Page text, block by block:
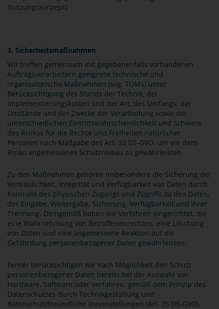
Nutzungskonzept).
3. Sicherheitsmaßnahmen
Wir treffen gemeinsam mit gegebenenfalls vorhandenen
Auftragsverarbeitern geeignete technische und
organisatorische Maßnahmen (sog. TOMs) unter
Berücksichtigung des Stands der Technik, der
Implementierungskosten und der Art, des Umfangs, der
Umstände und der Zwecke der Verarbeitung sowie der
unterschiedlichen Eintrittswahrscheinlichkeit und Schwere
des Risikos für die Rechte und Freiheiten natürlicher
Personen nach Maßgabe des Art. 32 DS-GVO, um ein dem
Risiko angemessenes Schutzniveau zu gewährleisten.
Zu den Maßnahmen gehören insbesondere die Sicherung der
Vertraulichkeit, Integrität und Verfügbarkeit von Daten durch
Kontrolle des physischen Zugangs und Zugriffs zu den Daten,
der Eingabe, Weitergabe, Sicherung, Verfügbarkeit und ihrer
Trennung. Demgemäß haben wir Verfahren eingerichtet, die
eine Wahrnehmung von Betroffenenrechten, eine Löschung
von Daten und eine angemessene Reaktion auf die
Gefährdung personenbezogener Daten gewährleisten.
Ferner berücksichtigen wir nach Möglichkeit den Schutz
personenbezogener Daten bereits bei der Auswahl von
Hardware, Software oder Verfahren, gemäß dem Prinzip des
Datenschutzes durch Technikgestaltung und
datenschutzfreundliche Voreinstellungen (Art. 25 DS-GVO).